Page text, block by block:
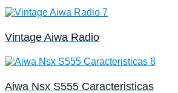
Vintage Aiwa Radio
Aiwa Nsx S555 Caracteristicas